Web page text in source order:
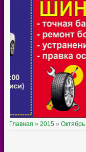
Главная » 2015 » Октябрь